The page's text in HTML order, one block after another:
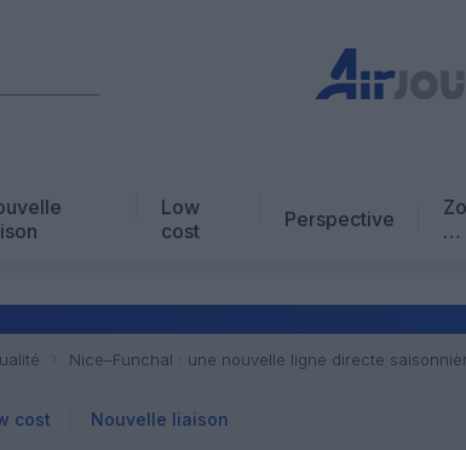
Low
cost
Perspective
…
Nice–Funchal : une nouvelle ligne directe
cost Nouvelle liaison